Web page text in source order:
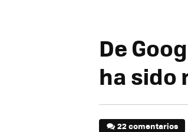
De
ha sido
22 comentarios